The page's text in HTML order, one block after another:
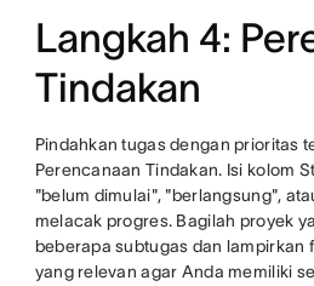
Langkah 4:
Tindakan
Pindahkan tugas dengan prioritas
Perencanaan Tindakan. Isi kolom
"belum dimulai", "berlangsung",
melacak progres. Bagilah proyek
beberapa subtugas dan lampirkan
yang relevan agar Anda memiliki